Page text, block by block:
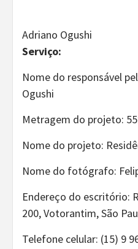
Adriano Ogushi
Serviço:
Nome do responsável
Ogushi
Metragem do projeto:
Nome do projeto:
Nome do fotógrafo:
Endereço do escritório:
200, Votorantim, São
Telefone celular: (15) 9